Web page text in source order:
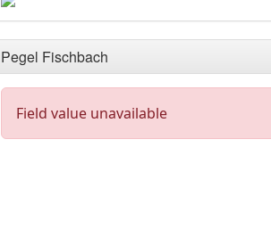
Pegel Fischbach